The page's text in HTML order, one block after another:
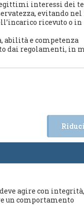
interessi dei
evitando nel
ricevuto o in
abilità e competenza
dai regolamenti, in
agire con integrità,
un comportamento